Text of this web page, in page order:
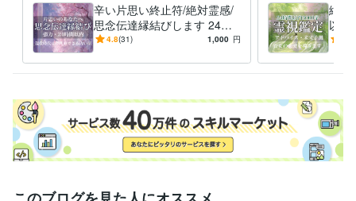
辛い片思い終止符/絶対霊感/
思念伝達縁結びします 24時
間以内に秘伝の中華占術で彼
4.8(31) 1,000 円
絶対
以上
縁/